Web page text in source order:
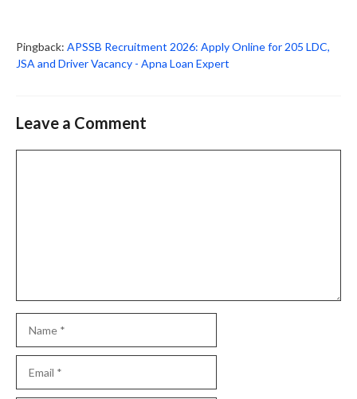
Pingback: APSSB Recruitment 2026: Apply Online for 205 LDC,
JSA and Driver Vacancy - Apna Loan Expert
Leave a Comment